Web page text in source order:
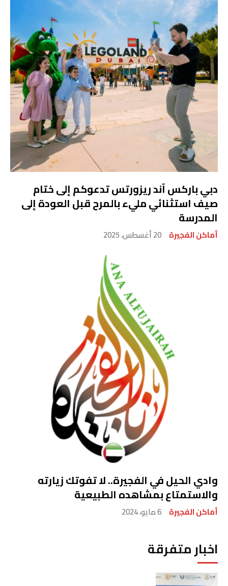
دبي باركس آند ريزورتس تدعوكم إلى ختام
صيف استثنائي مليء بالمرح قبل العودة إلى
المدرسة
أماكن الفجيرة 20 أغسطس، 2025
وادي الحيل في الفجيرة.. لا تفوتك زيارته
والاستمتاع بمشاهده الطبيعية
أماكن الفجيرة 6 مايو، 2024
اخبار متفرقة